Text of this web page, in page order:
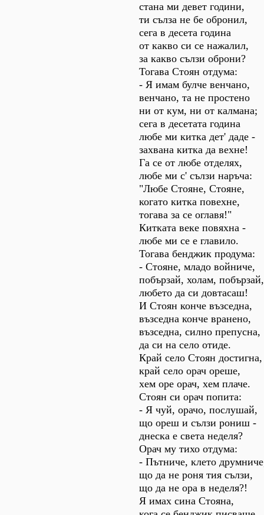
стана ми девет години,
ти сълза не бе обронил,
сега в десета година
от какво си се нажалил,
за какво сълзи оброни?
Тогава Стоян отдума:
- Я имам булче венчано,
венчано, та не простено
ни от кум, ни от калмана;
сега в десетата година
любе ми китка дет' даде -
захвана китка да вехне!
Га се от любе отделях,
любе ми с' сълзи наръча:
"Любе Стояне, Стояне,
когато китка повехне,
тогава за се оглавя!"
Китката веке повяхна -
любе ми се е главило.
Тогава бенджик продума:
- Стояне, младо войниче,
побързай, холам, побързай,
любето да си довтасаш!
И Стоян конче възседна,
възседна конче вранено,
възседна, силно препусна,
да си на село отиде.
Край село Стоян достигна,
край село орач ореше,
хем оре орач, хем плаче.
Стоян си орач попита:
- Я чуй, орачо, послушай,
що ореш и сълзи рониш -
днеска е света неделя?
Орач му тихо отдума:
- Пътниче, клето
що да не роня тия сълзи,
що да не ора в неделя?!
Я имах сина Стояна,